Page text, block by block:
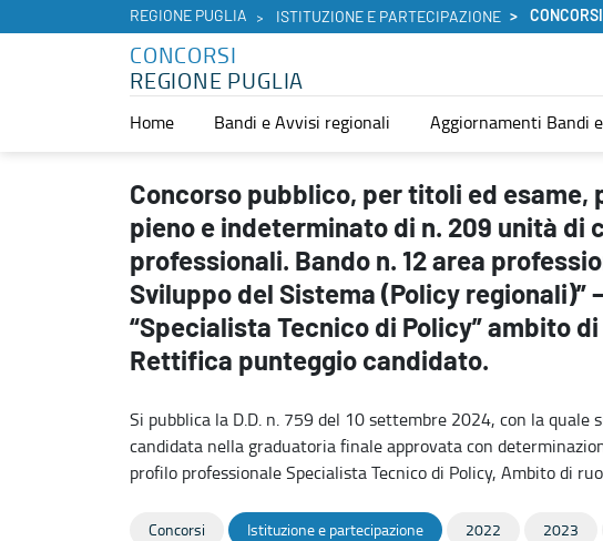
REGIONE PUGLIA ISTITUZIONE E PARTECIPAZIONE CONCORSI
CONCORSI
REGIONE PUGLIA
Home Bandi e Avvisi regionali Aggiornamenti Bandi
Concorso pubblico, per titoli ed esame, per l’assunzione a tempo pieno e
Concorso pubblico, per titoli ed esame,
pieno e indeterminato di n. 209 unità di
professionali. Bando n. 12 area
Sviluppo del Sistema (Policy regionali)”
“Specialista Tecnico di Policy” ambito
Rettifica punteggio candidato.
Si pubblica la D.D. n. 759 del 10 settembre 2024, con la
candidata nella graduatoria finale approvata con
profilo professionale Specialista Tecnico di Policy, Ambito di
Concorsi Istituzione e partecipazione 2022 2023